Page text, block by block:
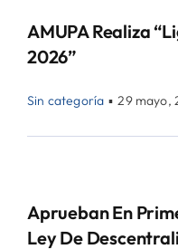
AMUPA Realiza
2026”
Sin categoría ▪ 29 mayo,
Aprueban En
Ley De